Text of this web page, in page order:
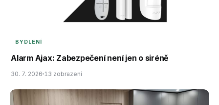
BYDLENÍ
Alarm Ajax: Zabezpečení není jen o siréně
30. 7. 2026 13 zobrazení